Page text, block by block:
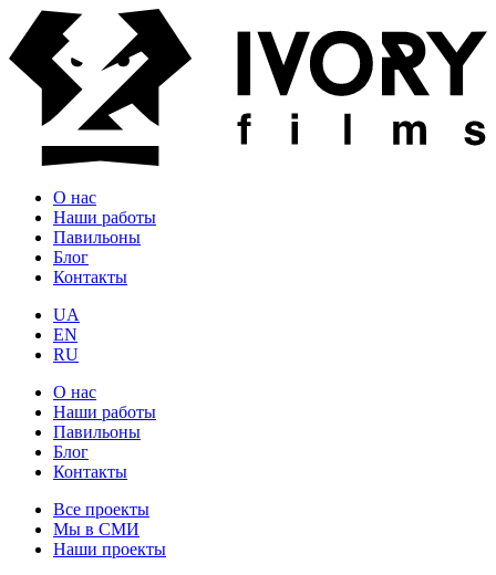
О нас
Наши работы
Павильоны
Блог
Контакты
UA
EN
RU
О нас
Наши работы
Павильоны
Блог
Контакты
Все проекты
Мы в СМИ
Наши проекты